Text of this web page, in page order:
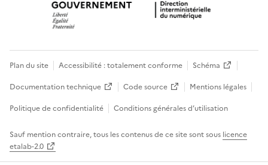
Plan du site Accessibilité : totalement conforme
Schéma
Documentation technique
Code source
Mentions légales
Politique de confidentialité
Conditions générales d’utilisation
Sauf mention contraire, tous les contenus de ce site sont sous licence
etalab-2.0